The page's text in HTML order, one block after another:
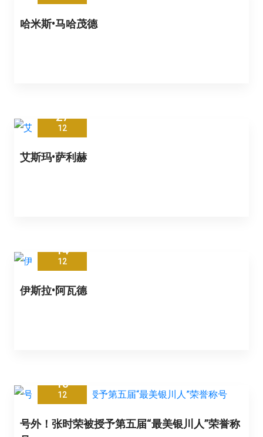
哈米斯•马哈茂德
27
12
艾斯玛•萨利赫
14
12
伊斯拉•阿瓦德
13
12
号外！张时荣被授予第五届“最美银川人”荣誉称